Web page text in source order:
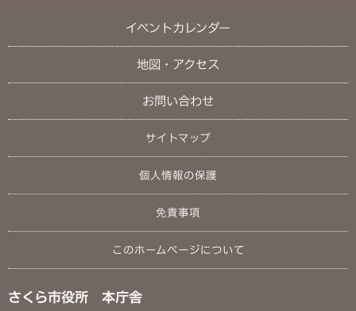
イベントカレンダー
地図・アクセス
お問い合わせ
サイトマップ
個人情報の保護
免責事項
このホームページについて
さくら市役所 本庁舎